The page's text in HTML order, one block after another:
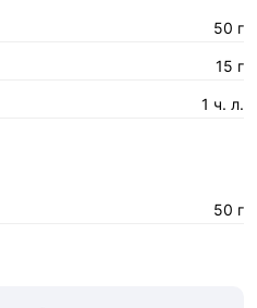
50 г
15 г
1 ч. л.
50 г